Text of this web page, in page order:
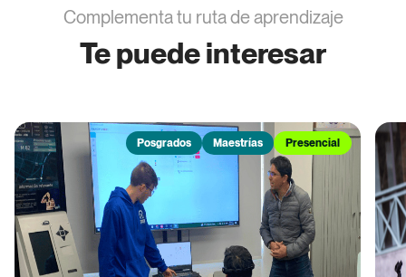
Complementa tu ruta de aprendizaje
Te puede interesar
Posgrados Maestrías Presencial